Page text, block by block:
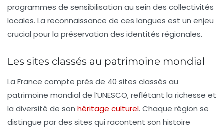
programmes de sensibilisation au sein des collectivités
locales. La reconnaissance de ces langues est un enjeu
crucial pour la préservation des identités régionales.
Les sites classés au patrimoine mondial
La France compte près de 40 sites classés au
patrimoine mondial de l’UNESCO, reflétant la richesse et
la diversité de son héritage culturel. Chaque région se
distingue par des sites qui racontent son histoire